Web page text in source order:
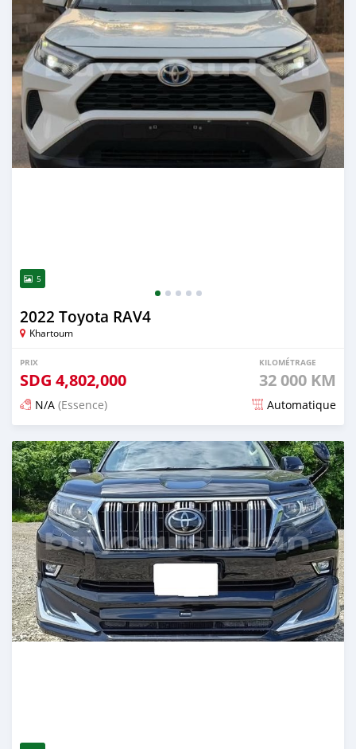
5
2022 Toyota RAV4
Khartoum
PRIX
SDG 4,802,000
KILOMÉTRAGE
32 000 KM
N/A (Essence) Automatique
Publié il y a 12 jours